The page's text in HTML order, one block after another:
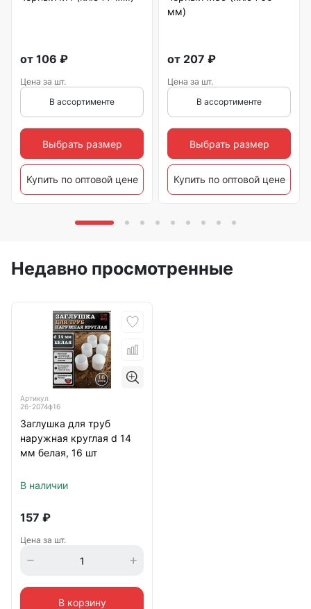
от 106 ₽
Цена за шт.
В ассортименте
Выбрать размер
Купить по оптовой цене
мм)
от 207 ₽
Цена за шт.
В ассортименте
Выбрать размер
Купить по оптовой цене
Недавно просмотренные
Артикул
26-2074ф16
Заглушка для труб
наружная круглая d 14
мм белая, 16 шт
В наличии
157 ₽
Цена за шт.
В корзину